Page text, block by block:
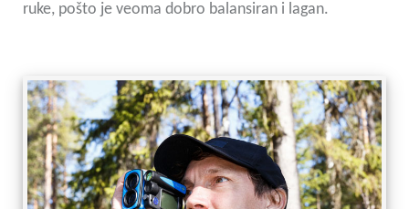
ruke, pošto je veoma dobro balansiran i lagan.